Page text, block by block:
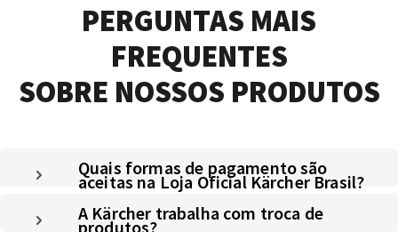
PERGUNTAS MAIS
FREQUENTES
SOBRE NOSSOS PRODUTOS
Quais formas de pagamento são
aceitas na Loja Oficial Kärcher Brasil?
A Kärcher trabalha com troca de
produtos?